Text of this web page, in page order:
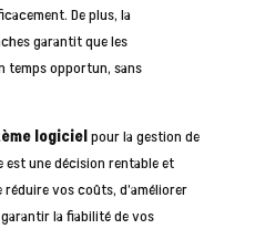
De plus, la
garantit que les
temps opportun, sans
logicielpour la gestion de
une décision rentable et
vos coûts, d’améliorer
la fiabilité de vos